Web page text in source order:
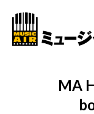
MA